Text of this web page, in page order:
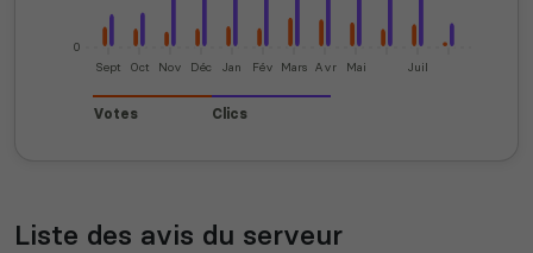
0
Sept Oct Nov Déc Jan Fév Mars Avr Mai Juil
Votes Clics
Liste des avis du serveur